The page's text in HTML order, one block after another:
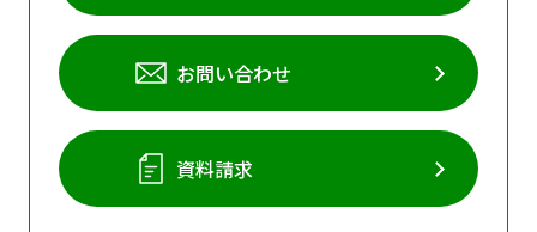
お問い合わせ
資料請求